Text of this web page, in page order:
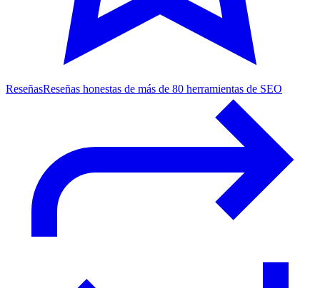
ReseñasReseñas honestas de más de 80 herramientas de SEO